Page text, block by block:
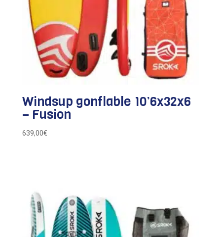
Windsup gonflable 10’6x32x6
– Fusion
639,00€